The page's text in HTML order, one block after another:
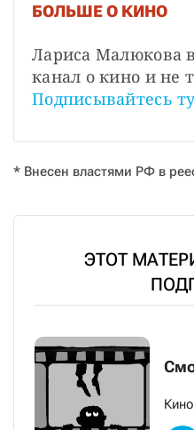
БОЛЬШЕ О КИНО
Лариса Малюкова
Подписывайтесь
* Внесен властями РФ в
ЭТОТ